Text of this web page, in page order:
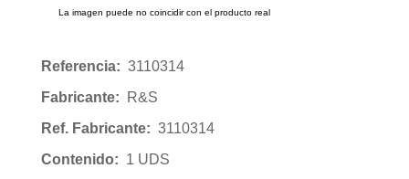
La imagen puede no coincidir con el producto real
Referencia: 3110314
Fabricante: R&S
Ref. Fabricante: 3110314
Contenido: 1 UDS